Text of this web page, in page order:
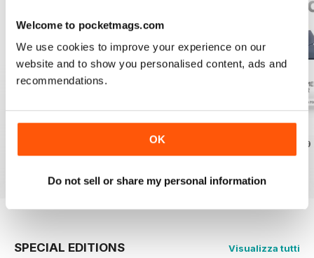
Welcome to pocketmags.com
We use cookies to improve your experience on our
website and to show you personalised content, ads and
recommendations.
OK
Do not sell or share my personal information
July 2026 June 2026
Acquista per
May 2026
€3,49
SPECIAL EDITIONS Visualizza tutti